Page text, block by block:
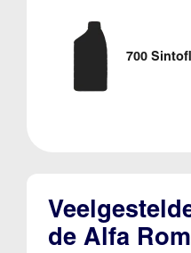
700
de Alfa